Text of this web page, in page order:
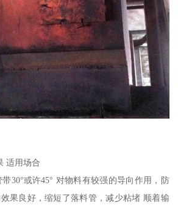
适用场合
30°或许45° 对物料有较强的导向作用，防
果良好，缩短了落料管，减少粘堵 顺着输